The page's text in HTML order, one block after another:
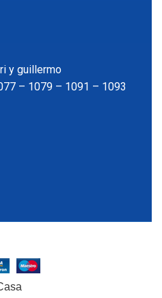
y guillermo
– 1079 – 1091 – 1093